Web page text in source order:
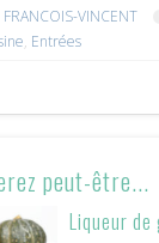
VINCENT
, Entrées
peut-être...
Liqueur de